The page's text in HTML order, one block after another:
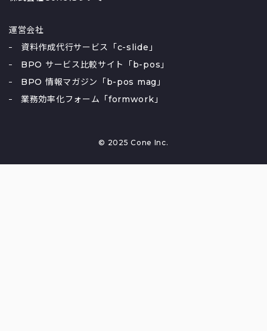
運営会社
資料作成代行サービス「c-slide」
BPO サービス比較サイト「b-pos」
BPO 情報マガジン「b-pos mag」
業務効率化フォーム「formwork」
© 2025 Cone Inc.